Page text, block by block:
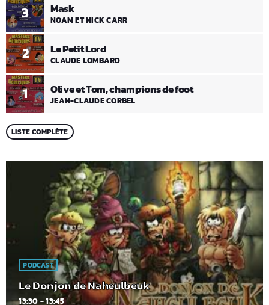
1 Olive et Tom, champions de foot
JEAN-CLAUDE CORBEL
2 Le Petit Lord
CLAUDE LOMBARD
3 Mask
NOAM ET NICK CARR
LISTE COMPLÈTE
PODCAST
Le Donjon de Naheulbeuk
13:30 - 13:45